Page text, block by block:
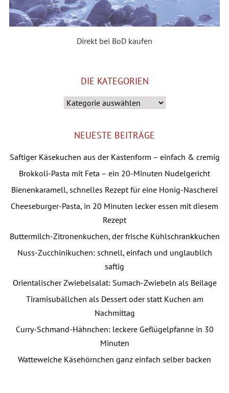
Direkt bei BoD kaufen
DIE KATEGORIEN
NEUESTE BEITRÄGE
Saftiger Käsekuchen aus der Kastenform – einfach & cremig
Brokkoli-Pasta mit Feta – ein 20-Minuten Nudelgericht
Bienenkaramell, schnelles Rezept für eine Honig-Nascherei
Cheeseburger-Pasta, in 20 Minuten lecker essen mit diesem
Rezept
Buttermilch-Zitronenkuchen, der frische Kühlschrankkuchen
Nuss-Zucchinikuchen: schnell, einfach und unglaublich
saftig
Orientalischer Zwiebelsalat: Sumach-Zwiebeln als Beilage
Tiramisubällchen als Dessert oder statt Kuchen am
Nachmittag
Curry-Schmand-Hähnchen: leckere Geflügelpfanne in 30
Minuten
Watteweiche Käsehörnchen ganz einfach selber backen